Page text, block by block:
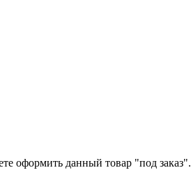
оформить данный товар "под заказ".